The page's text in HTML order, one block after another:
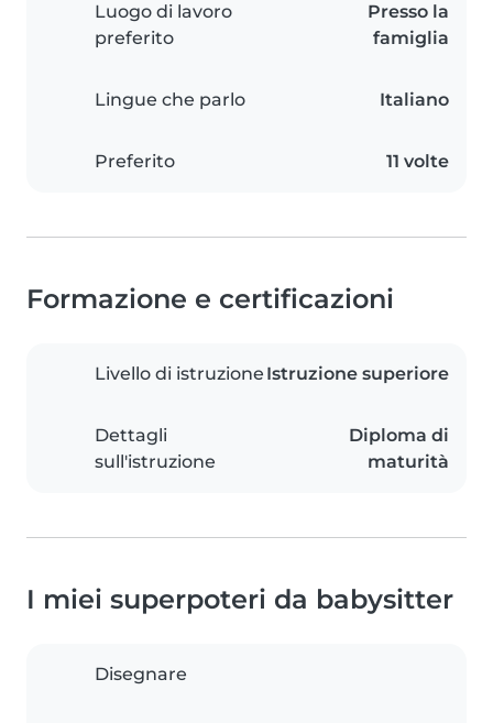
Luogo di lavoro
preferito
Presso la
famiglia
Lingue che parlo Italiano
Preferito 11 volte
Formazione e certificazioni
Livello di istruzione Istruzione superiore
Dettagli
sull'istruzione
Diploma di
maturità
I miei superpoteri da babysitter
Disegnare